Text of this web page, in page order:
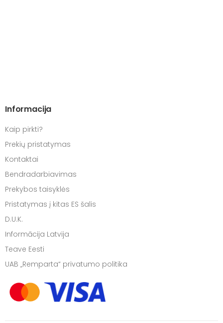
Informacija
Kaip pirkti?
Prekių pristatymas
Kontaktai
Bendradarbiavimas
Prekybos taisyklės
Pristatymas į kitas ES šalis
D.U.K.
Informācija Latvija
Teave Eesti
UAB „Remparta“ privatumo politika